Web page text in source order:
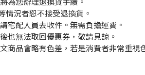
情況者恕不接受退換貨。
宅配人員去收件。無需負擔運費。
也無法取回優惠券，敬請見諒。
品會略有色差，若是消費者非常重視